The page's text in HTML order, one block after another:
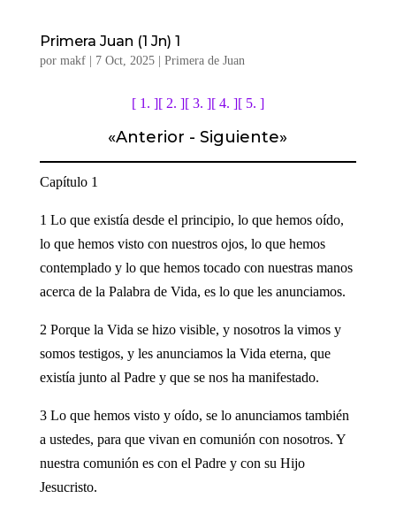
Primera Juan (1 Jn) 1
por makf| 7 Oct, 2025| Primera de Juan
[ 1. ][ 2. ][ 3. ][ 4. ][ 5. ]
«Anterior -Siguiente»
Capítulo 1
1 Lo que existía desde el principio, lo que hemos oído,
lo que hemos visto con nuestros ojos, lo que hemos
contemplado y lo que hemos tocado con nuestras manos
acerca de la Palabra de Vida, es lo que les anunciamos.
2 Porque la Vida se hizo visible, y nosotros la vimos y
somos testigos, y les anunciamos la Vida eterna, que
existía junto al Padre y que se nos ha manifestado.
3 Lo que hemos visto y oído, se lo anunciamos también
a ustedes, para que vivan en comunión con nosotros. Y
nuestra comunión es con el Padre y con su Hijo
Jesucristo.